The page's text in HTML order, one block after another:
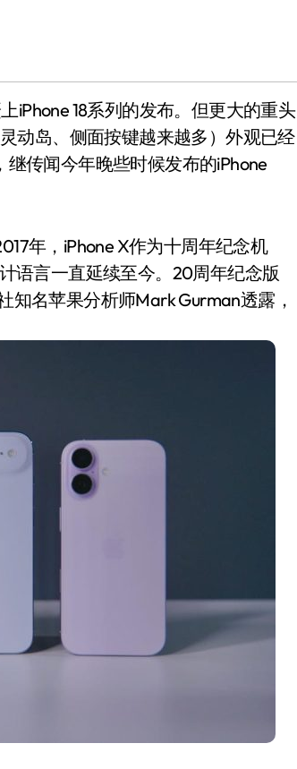
iPhone 18系列的发布。但更大的重头
动岛、侧面按键越来越多）外观已经
传闻今年晚些时候发布的iPhone
年，iPhone X作为十周年纪念机
语言一直延续至今。20周年纪念版
知名苹果分析师Mark Gurman透露，
净利润暴跌7.7%，苏泊尔
开始靠“擦边”续命了？
8 月 7, 2026